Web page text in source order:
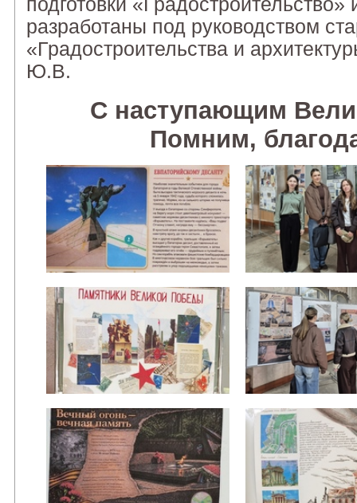
подготовки
разработаны под руководством
«Градостроительства и
Ю.В.
С наступающим
Помним,